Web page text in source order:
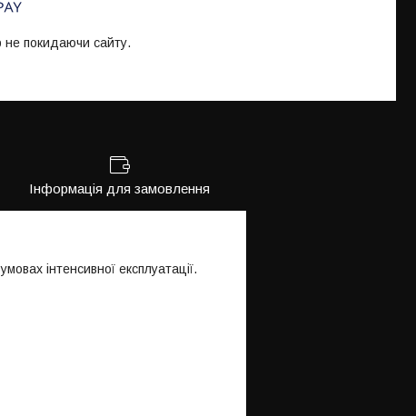
не покидаючи сайту.
Інформація для замовлення
інтенсивної експлуатації.